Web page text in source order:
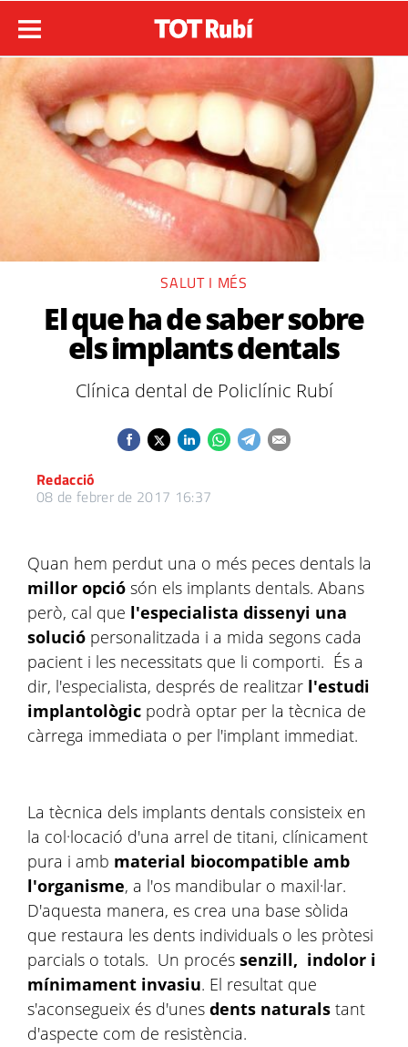
SALUT I MÉS
El que ha de saber sobre
els implants dentals
Clínica dental de Policlínic Rubí
Redacció
08 de febrer de 2017 16:37
Quan hem perdut una o més peces dentals la
millor opció són els implants dentals. Abans
però, cal que l'especialista dissenyi una
solució personalitzada i a mida segons cada
pacient i les necessitats que li comporti. És a
dir, l'especialista, després de realitzar l'estudi
implantològic podrà optar per la tècnica de
càrrega immediata o per l'implant immediat.
La tècnica dels implants dentals consisteix en
la col·locació d'una arrel de titani, clínicament
pura i amb material biocompatible amb
l'organisme, a l'os mandibular o maxil·lar.
D'aquesta manera, es crea una base sòlida
que restaura les dents individuals o les pròtesi
parcials o totals. Un procés senzill, indolor i
mínimament invasiu. El resultat que
s'aconsegueix és d'unes dents naturals tant
d'aspecte com de resistència.